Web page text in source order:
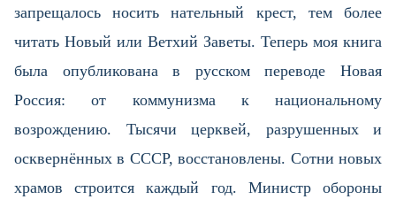
запрещалось носить нательный крест, тем более
читать Новый или Ветхий Заветы. Теперь моя книга
была опубликована в русском переводе Новая
Россия: от коммунизма к национальному
возрождению. Тысячи церквей, разрушенных и
осквернённых в СССР, восстановлены. Сотни новых
храмов строится каждый год. Министр обороны